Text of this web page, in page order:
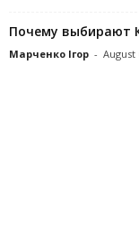
Почему выбирают
Марченко Ігор - August